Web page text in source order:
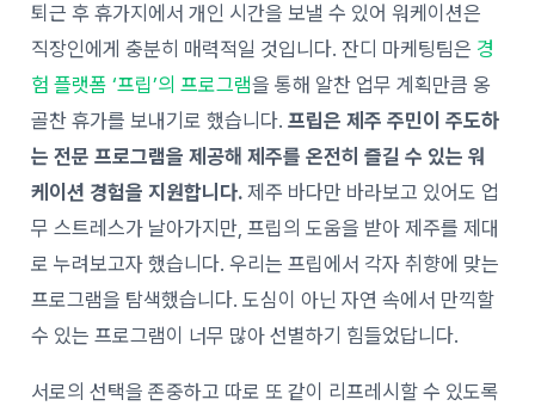
퇴근 후 휴가지에서 개인 시간을 보낼 수 있어 워케이션은
직장인에게 충분히 매력적일 것입니다.잔디 마케팅팀은 경
험 플랫폼 ‘프립’의 프로그램을 통해 알찬 업무 계획만큼 옹
골찬 휴가를 보내기로 했습니다.프립은제주 주민이 주도하
는 전문 프로그램을 제공해 제주를 온전히 즐길 수 있는 워
케이션 경험을 지원합니다. 제주 바다만 바라보고 있어도 업
무 스트레스가 날아가지만, 프립의 도움을 받아제주를 제대
로 누려보고자 했습니다.우리는 프립에서 각자 취향에 맞는
프로그램을 탐색했습니다. 도심이 아닌 자연 속에서 만끽할
수 있는 프로그램이 너무 많아 선별하기 힘들었답니다.
서로의 선택을 존중하고 따로 또 같이 리프레시할 수 있도록